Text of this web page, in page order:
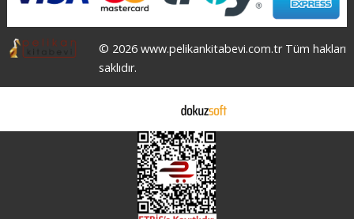
© 2026 www.pelikankitabevi.com.tr Tüm hakları
saklıdır.